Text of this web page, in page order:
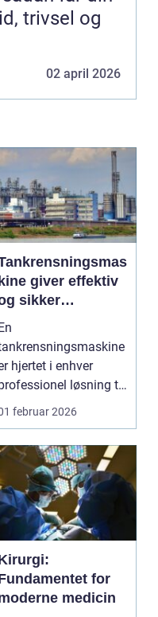
trivsel og
02 april 2026
kine giver effektiv
sikker
af tanke
hjertet i enhver
løsning til
rengøring af tank...
februar 2026
for
medicin